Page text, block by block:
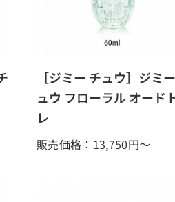
［ジミー チュウ］ジミ
ュウ フローラル オード
レ
販売価格：13,750円～